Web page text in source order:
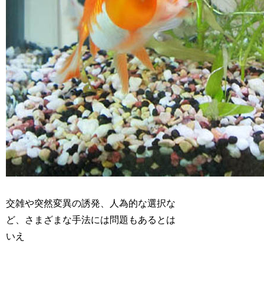
交雑や突然変異の誘発、人為的な選択な
ど、さまざまな手法には問題もあるとは
いえ